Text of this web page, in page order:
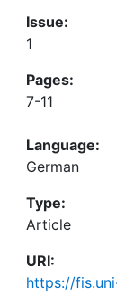
Issue:
1
Pages:
7-11
Language:
German
Type:
Article
URI:
https://